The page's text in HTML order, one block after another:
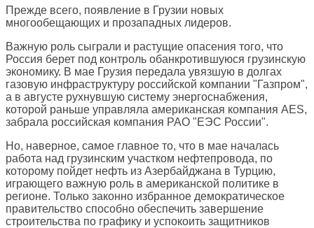
Прежде всего, появление в Грузии новых
многообещающих и прозападных лидеров.
Важную роль сыграли и растущие опасения того, что
Россия берет под контроль обанкротившуюся грузинскую
экономику. В мае Грузия передала увязшую в долгах
газовую инфраструктуру российской компании "Газпром",
а в августе рухнувшую систему энергоснабжения,
которой раньше управляла американская компания AES,
забрала российская компания РАО "ЕЭС России".
Но, наверное, самое главное то, что в мае началась
работа над грузинским участком нефтепровода, по
которому пойдет нефть из Азербайджана в Турцию,
играющего важную роль в американской политике в
регионе. Только законно избранное демократическое
правительство способно обеспечить завершение
строительства по графику и успокоить защитников